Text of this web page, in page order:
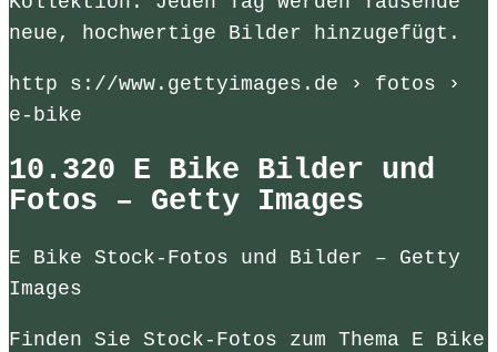
neue, hochwertige Bilder hinzugefügt.
http s://www.gettyimages.de › fotos ›
e-bike
10.320 E Bike Bilder und
Fotos – Getty Images
E Bike Stock-Fotos und Bilder – Getty
Images
Finden Sie Stock-Fotos zum Thema E Bike